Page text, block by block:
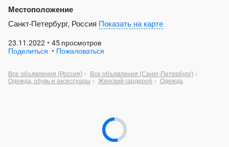
Местоположение
Санкт-Петербург, Россия Показать на карте
23.11.2022 • 45 просмотров
Поделиться • Пожаловаться
Все объявления (Россия) › Все объявления (Санкт-Петербург) ›
Одежда, обувь и аксессуары › Женский гардероб › Одежда